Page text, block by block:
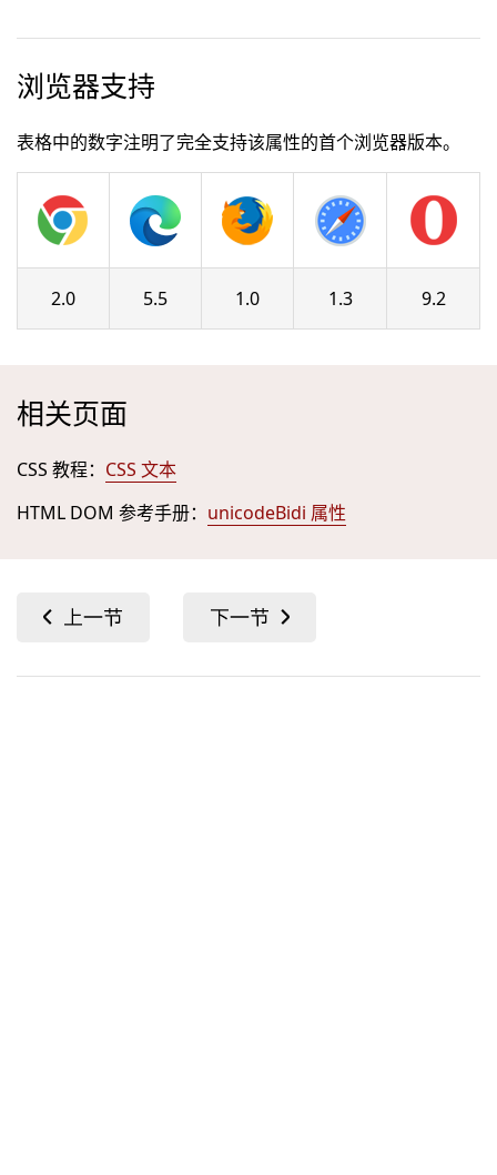
浏览器支持
表格中的数字注明了完全支持该属性的首个浏览器版本。
2.0 5.5 1.0 1.3 9.2
相关页面
CSS 教程： CSS 文本
HTML DOM 参考手册： unicodeBidi 属性